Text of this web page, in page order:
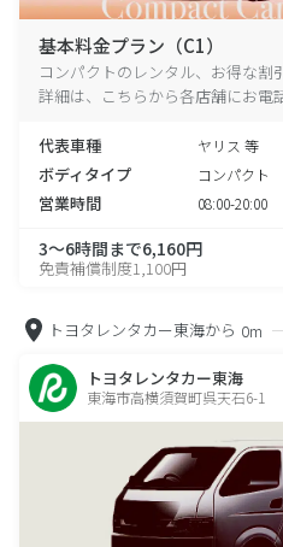
基本料金プラン（C1）
コンパクトのレンタル、お得な割
詳細は、こちらから各店舗にお電
代表車種 ヤリス 等
ボディタイプ コンパクト
営業時間 08:00-20:00
3～6時間まで6,160円
免責補償制度1,100円
トヨタレンタカー東海から 0m
トヨタレンタカー東海
東海市高横須賀町呉天石6-1